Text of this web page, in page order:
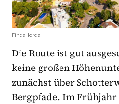
Fincallorca
Die Route ist gut
keine großen
zunächst über
Bergpfade. Im Frühjahr